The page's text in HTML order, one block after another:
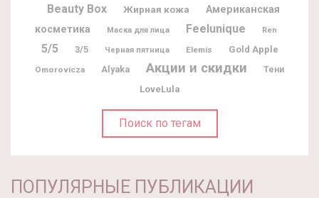
Beauty Box Жирная кожа
Американская
косметика
Маска для лица Feelunique Ren
5/5 3/5 Черная пятница Elemis Gold Apple
Omorovicza Alyaka Акции и скидки Тени
LoveLula
Поиск по тегам
ПОПУЛЯРНЫЕ ПУБЛИКАЦИИ